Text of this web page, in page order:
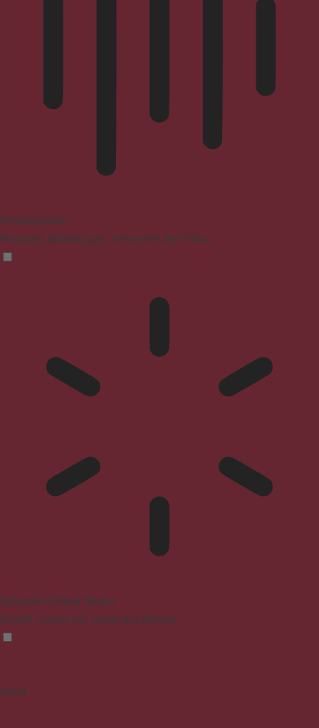
Blindenmodus
Reduziert Ablenkungen, verbessert den Fokus
Epilepsie-sicherer Modus
Dämpft Farben und stoppt das Blinken
Inhalt